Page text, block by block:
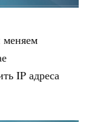
меняем
IP адреса